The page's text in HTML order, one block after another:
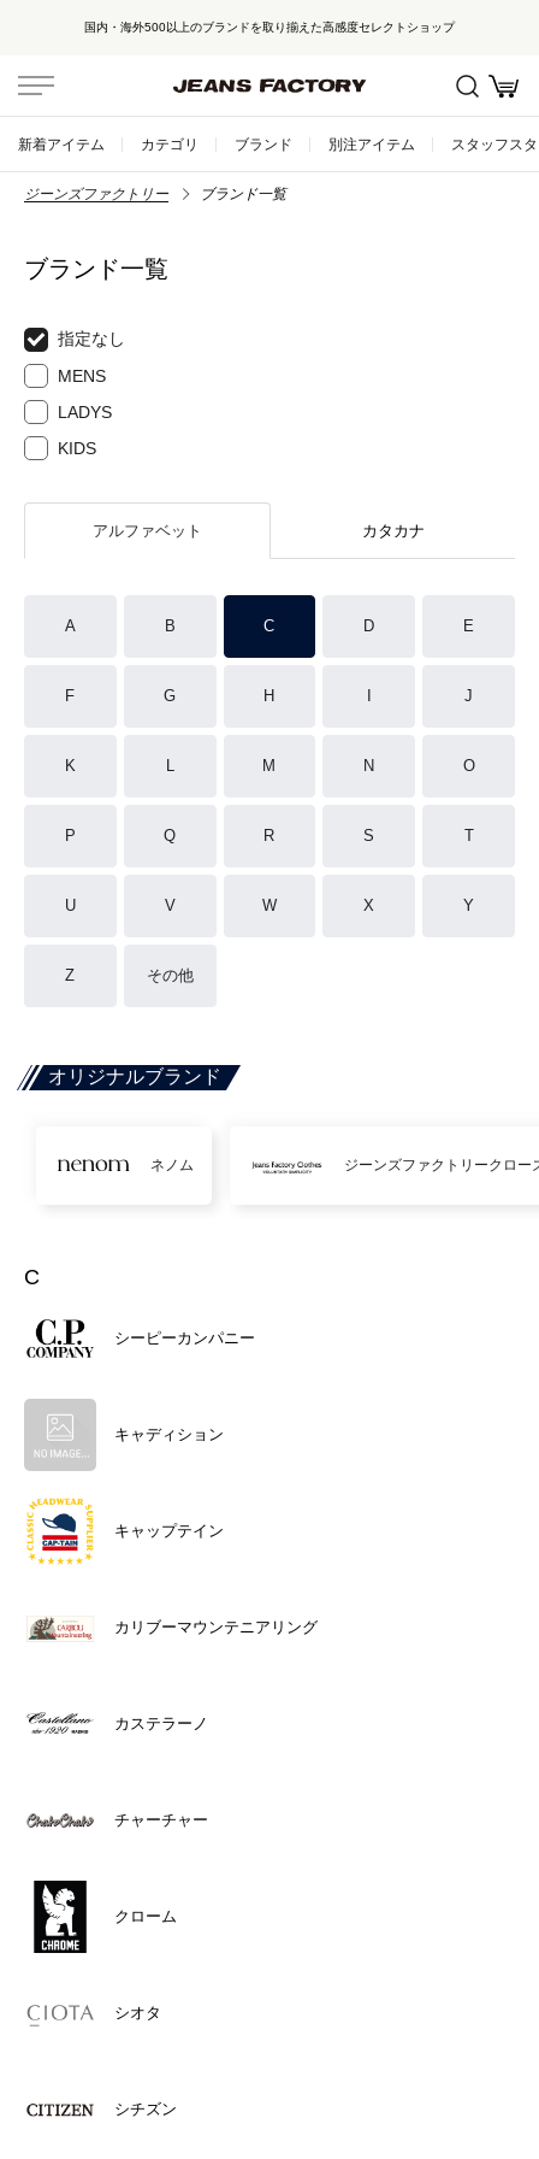
国内・海外500以上のブランドを取り揃えた高感度セレクトショップ
新着アイテム カテゴリ ブランド 別注アイテム スタッフス
ジーンズファクトリー ブランド一覧
ブランド一覧
指定なし
MENS
LADYS
KIDS
アルファベット カタカナ
A B C D E
F G H J
K L M N O
P Q R S T
U V W X Y
Z その他
オリジナルブランド
ネノム ジーンズファクトリークロー
C
シーピーカンパニー
キャディション
キャップテイン
カリブーマウンテニアリング
カステラーノ
チャーチャー
クローム
シオタ
シチズン